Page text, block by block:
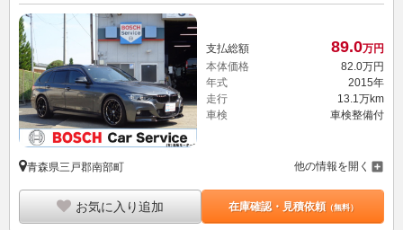
支払総額 89.0万円
本体価格
82.0万円
年式
2015年
走行
13.1万km
車検
車検整備付
青森県三戸郡南部町 他の情報を開く
お気に入り追加 在庫確認・見積依頼（無料）